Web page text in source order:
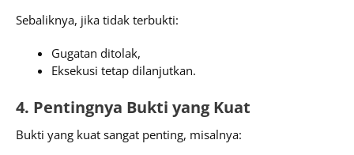
Sebaliknya, jika tidak terbukti:
Gugatan ditolak,
Eksekusi tetap dilanjutkan.
4. Pentingnya Bukti yang Kuat
Bukti yang kuat sangat penting, misalnya: